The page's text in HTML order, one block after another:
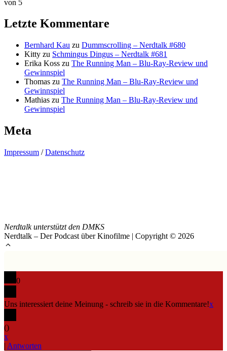
von 5
Letzte Kommentare
Bernhard Kau zu Dummscrolling – Nerdtalk #680
Kitty zu Schmingus Dingus – Nerdtalk #681
Erika Koss zu The Running Man – Blu-Ray-Review und
Gewinnspiel
Thomas zu The Running Man – Blu-Ray-Review und
Gewinnspiel
Mathias zu The Running Man – Blu-Ray-Review und
Gewinnspiel
Meta
Impressum /Datenschutz
Nerdtalk unterstützt den DMKS
Nerdtalk – Der Podcast über Kinofilme | Copyright © 2026
0
Uns interessiert deine Meinung - schreib sie in die Kommentare!x
()
x
| Antworten